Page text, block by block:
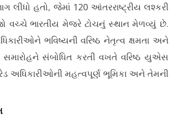
લીધો હતો, જેમાં 120 આંતરરાષ્ટ્રીય લશ્કરી
વચ્ચે ભારતીય મેજરે ટોચનું સ્થાન મેળવ્યું છે.
ભવિષ્યની વરિષ્ઠ નેતૃત્વ ક્ષમતા અને
સમારોહને સંબોધિત કરતી વખતે વરિષ્ઠ યુએસ
અધિકારીઓની મહત્વપૂર્ણ ભૂમિકા અને તેમની